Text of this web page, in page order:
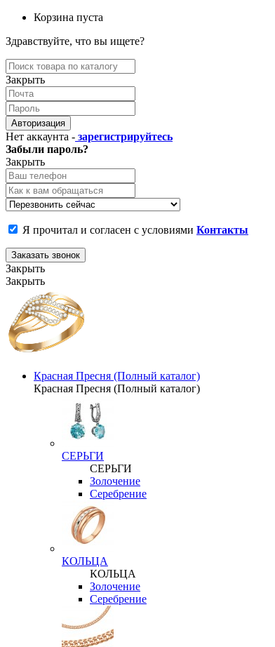
Корзина пуста
Здравствуйте, что вы ищете?
Закрыть
Авторизация
Нет аккаунта - зарегистрируйтесь
Забыли пароль?
Закрыть
Я прочитал и согласен с условиями Контакты
Заказать звонок
Закрыть
Закрыть
Красная Пресня (Полный каталог)
Красная Пресня (Полный каталог)
СЕРЬГИ
СЕРЬГИ
Золочение
Серебрение
КОЛЬЦА
КОЛЬЦА
Золочение
Серебрение